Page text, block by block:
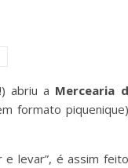
abriu a Mercearia
formato
levar”, é assim